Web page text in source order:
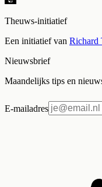
Theuws-initiatief
Een initiatief van Richard
Nieuwsbrief
Maandelijks tips en
E-mailadres